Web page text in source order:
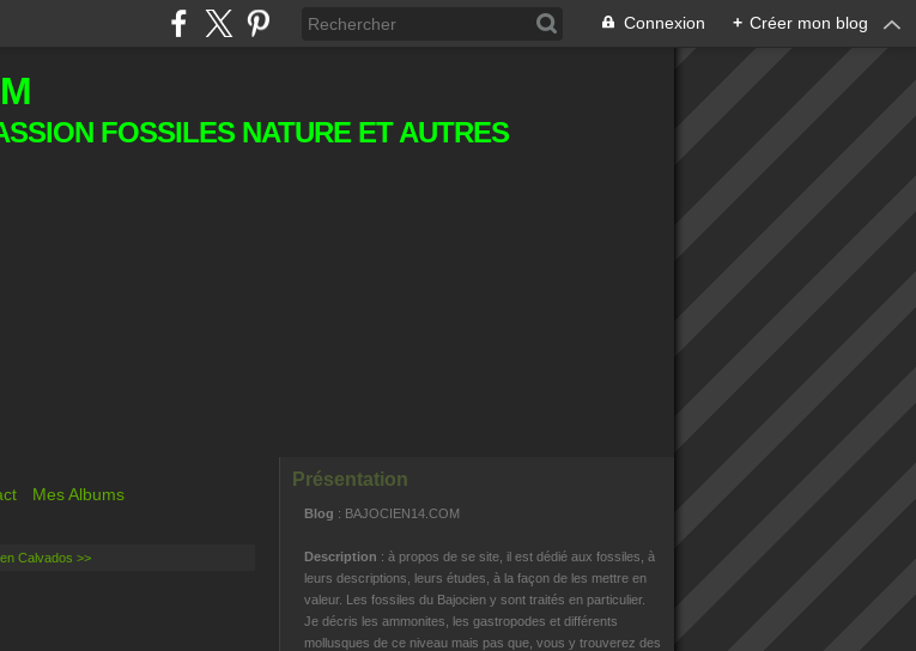
Connexion + Créer mon blog
FOSSILES NATURE ET AUTRES
Mes Albums
Calvados >>
Présentation
Blog : BAJOCIEN14.COM
Description : à propos de se site, il est dédié aux fossiles, à
leurs descriptions, leurs études, à la façon de les mettre en
valeur. Les fossiles du Bajocien y sont traités en particulier.
Je décris les ammonites, les gastropodes et différents
mollusques de ce niveau mais pas que, vous y trouverez des